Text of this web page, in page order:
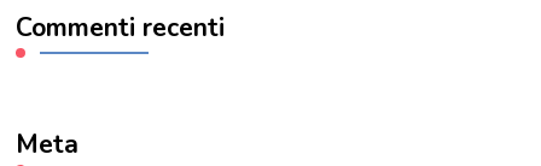
Commenti recenti
Meta